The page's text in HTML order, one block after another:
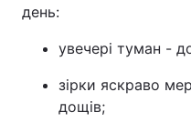
день:
увечері туман -
зірки яскраво
дощів;